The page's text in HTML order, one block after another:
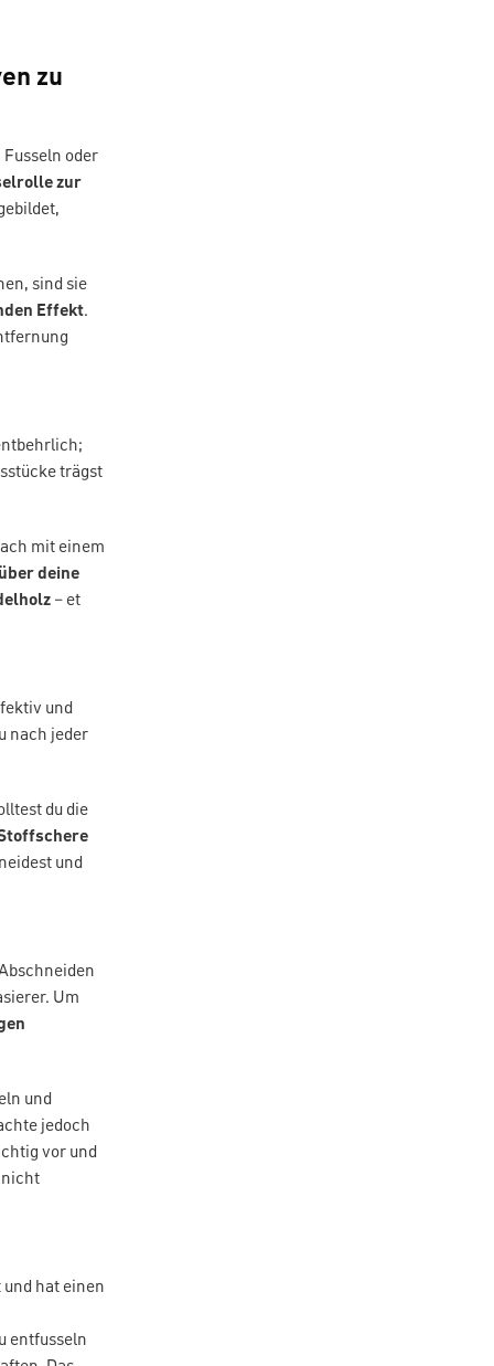
zu
oder
zur
sind sie
Effekt.
trägst
mit einem
deine
– et
und
nach jeder
du die
und
Um
und
jedoch
vor und
nicht
und hat einen
entfusseln